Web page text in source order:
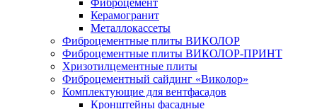
Фиброцемент
Керамогранит
Металлокассеты
Фиброцементные плиты ВИКОЛОР
Фиброцементные плиты ВИКОЛОР-ПРИНТ
Хризотилцементные плиты
Фиброцементный сайдинг «Виколор»
Комплектующие для вентфасадов
Кронштейны фасадные